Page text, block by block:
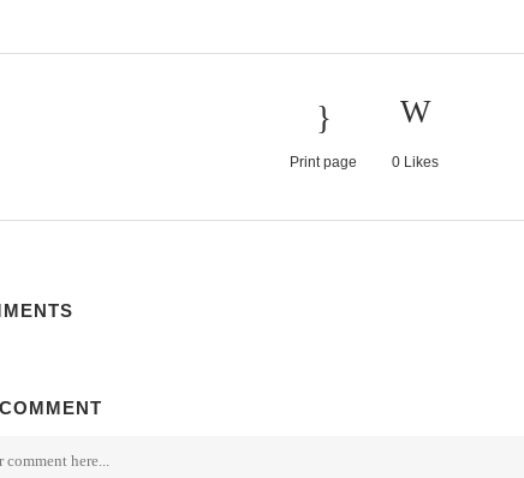
Print page 0 Likes